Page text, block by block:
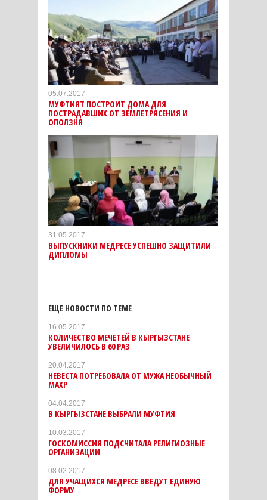
05.07.2017
МУФТИЯТ ПОСТРОИТ ДОМА ДЛЯ
ПОСТРАДАВШИХ ОТ ЗЕМЛЕТРЯСЕНИЯ И
ОПОЛЗНЯ
31.05.2017
ВЫПУСКНИКИ МЕДРЕСЕ УСПЕШНО ЗАЩИТИЛИ
ДИПЛОМЫ
ЕЩЕ НОВОСТИ ПО ТЕМЕ
16.05.2017
КОЛИЧЕСТВО МЕЧЕТЕЙ В КЫРГЫЗСТАНЕ
УВЕЛИЧИЛОСЬ В 60 РАЗ
20.04.2017
НЕВЕСТА ПОТРЕБОВАЛА ОТ МУЖА НЕОБЫЧНЫЙ
МАХР
04.04.2017
В КЫРГЫЗСТАНЕ ВЫБРАЛИ МУФТИЯ
10.03.2017
ГОСКОМИССИЯ ПОДСЧИТАЛА РЕЛИГИОЗНЫЕ
ОРГАНИЗАЦИИ
08.02.2017
ДЛЯ УЧАЩИХСЯ МЕДРЕСЕ ВВЕДУТ ЕДИНУЮ
ФОРМУ